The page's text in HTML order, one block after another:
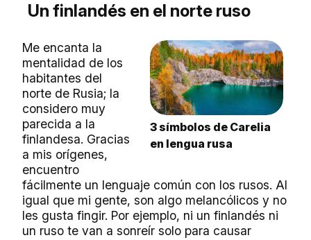
Un finlandés en el norte ruso
3 símbolos de Carelia
en lengua rusa
Me encanta la
mentalidad de los
habitantes del
norte de Rusia; la
considero muy
parecida a la
finlandesa. Gracias
a mis orígenes,
encuentro
fácilmente un lenguaje común con los rusos. Al
igual que mi gente, son algo melancólicos y no
les gusta fingir. Por ejemplo, ni un finlandés ni
un ruso te van a sonreír solo para causar